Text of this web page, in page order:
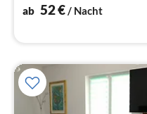
ab 52€ / Nacht